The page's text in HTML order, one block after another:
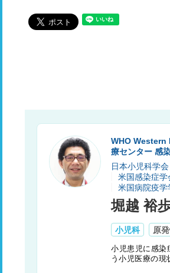
WHO
療センター 感
日本小児科学
米国感染症学
米国病院疫学
堀越 裕
小児科 原
小児患児に感染
う小児医療の